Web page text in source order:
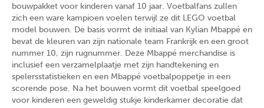
bouwpakket voor kinderen vanaf 10 jaar. Voetbalfans zullen
zich een ware kampioen voelen terwijl ze dit LEGO voetbal
model bouwen. De basis vormt de initiaal van Kylian Mbappé en
bevat de kleuren van zijn nationale team Frankrijk en een groot
nummer 10, zijn rugnummer. Deze Mbappé merchandise is
inclusief een verzamelplaatje met zijn handtekening en
spelersstatistieken en een Mbappé voetbalpoppetje in een
scorende pose. Na het bouwen vormt dit voetbal speelgoed
voor kinderen een geweldig stukje kinderkamer decoratie dat